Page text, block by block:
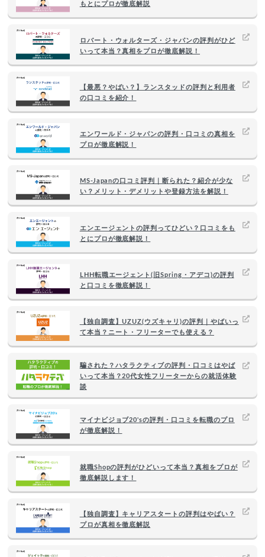
もとにプロが徹底解説
ロバート・ウォルターズ・ジャパンの評判がひど
いって本当？真相をプロが徹底解説！
【最悪？やばい？】ランスタッドの評判と利用者
の口コミを紹介！
エンワールド・ジャパンの評判・口コミの真相を
プロが徹底解説！
MS-Japanの口コミ評判｜断られた？紹介が少な
い？メリット・デメリットや登録方法を解説！
エンエージェントの評判ってひどい？口コミをも
とにプロが徹底解説！
LHH転職エージェント(旧Spring・アデコ)の評判
と口コミを徹底解説！
【独自調査】UZUZ(ウズキャリ)の評判｜やばいっ
て本当？ニート・フリーターでも使える？
騙された？ハタラクティブの評判・口コミはやば
いって本当？20代女性フリーターからの就活体験
談
マイナビジョブ20'sの評判・口コミを転職のプロ
が徹底解説！
就職Shopの評判がひどいって本当？真相をプロが
徹底解説します！
【独自調査】キャリアスタートの評判はやばい？
プロが真相を徹底解説